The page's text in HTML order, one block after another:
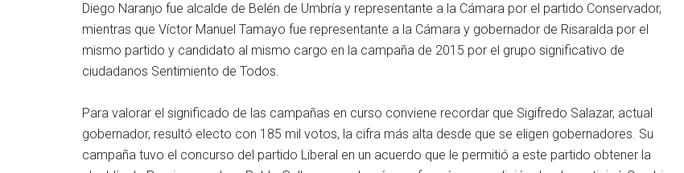
Diego Naranjo fue alcalde de Belén de Umbría y representante a la Cámara por el partido Conservador,
mientras que Víctor Manuel Tamayo fue representante a la Cámara y gobernador de Risaralda por el
mismo partido y candidato al mismo cargo en la campaña de 2015 por el grupo significativo de
ciudadanos Sentimiento de Todos.
Para valorar el significado de las campañas en curso conviene recordar que Sigifredo Salazar, actual
gobernador, resultó electo con 185 mil votos, la cifra más alta desde que se eligen gobernadores. Su
campaña tuvo el concurso del partido Liberal en un acuerdo que le permitió a este partido obtener la